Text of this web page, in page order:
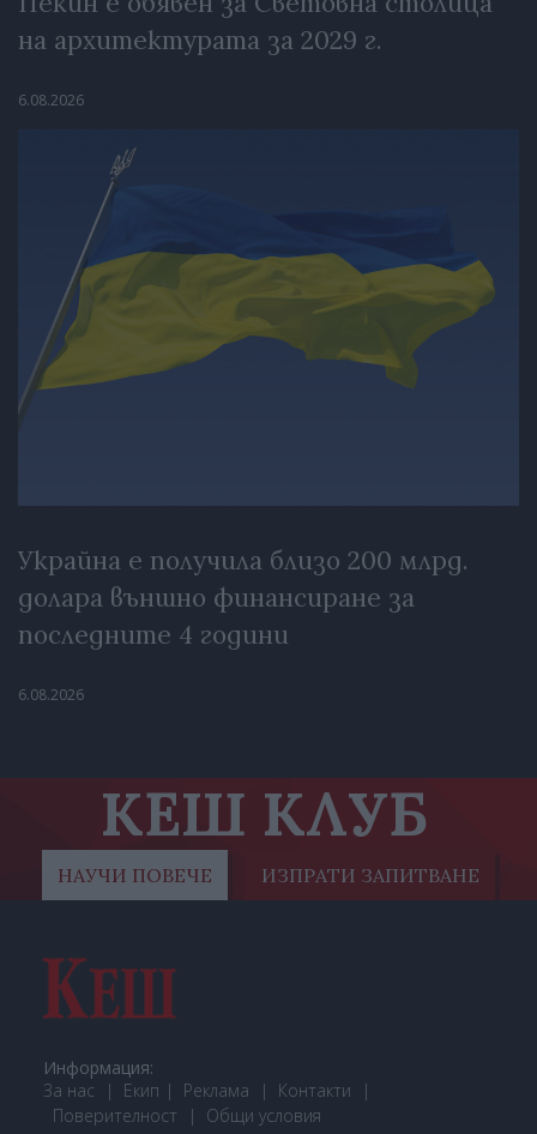
на архитектурата за 2029 г.
6.08.2026
Украйна е получила близо 200 млрд.
долара външно финансиране за
последните 4 години
6.08.2026
КЕШ КЛУБ
НАУЧИ ПОВЕЧЕ ИЗПРАТИ ЗАПИТВАНЕ
Информация:
За нас
Екип Реклама
Контакти
Поверителност
Общи условия